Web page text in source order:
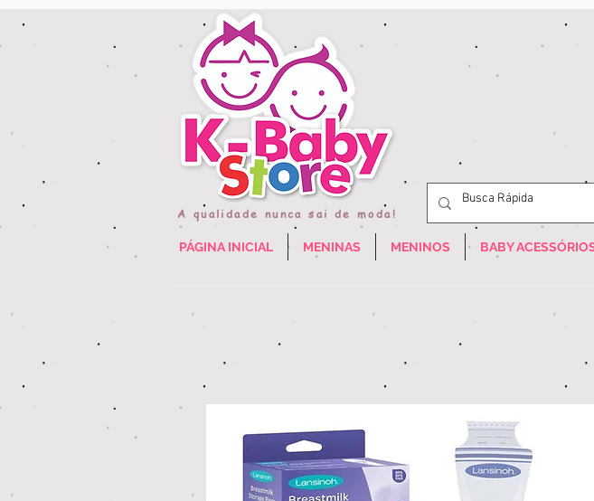
A qualidade nunca sai de moda!
PÁGINA INICIAL MENINAS MENINOS BABY